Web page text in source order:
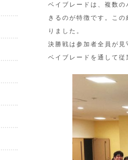
ベイブレードは、複数
きるのが特徴です。こ
りました。
決勝戦は参加者全員が
ベイブレードを通して